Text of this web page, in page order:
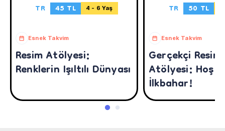
TR 45 TL 4 - 6 Yaş
Esnek Takvim
Resim Atölyesi:
Renklerin Işıltılı Dünyası
TR 50 TL
Esnek Takvim
Gerçekçi Resim
Atölyesi: Hoş
İlkbahar!